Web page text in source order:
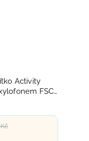
Activity
FSC